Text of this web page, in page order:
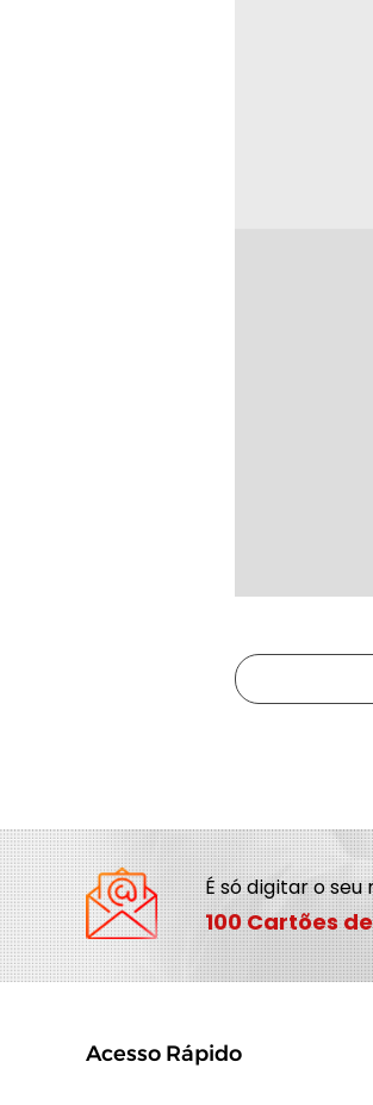
É só digitar o
100 Cartões
Acesso Rápido